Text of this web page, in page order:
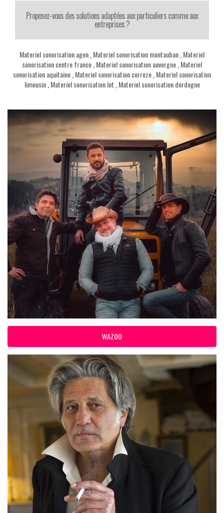
Proposez-vous des solutions adaptées aux particuliers comme aux
entreprises ?
Materiel sonorisation agen Materiel sonorisation montauban Materiel
sonorisation centre france Materiel sonorisation auvergne Materiel
sonorisation aquitaine Materiel sonorisation correze Materiel sonorisation
limousin, Materiel sonorisation lot Materiel sonorisation dordogne
WAZOO